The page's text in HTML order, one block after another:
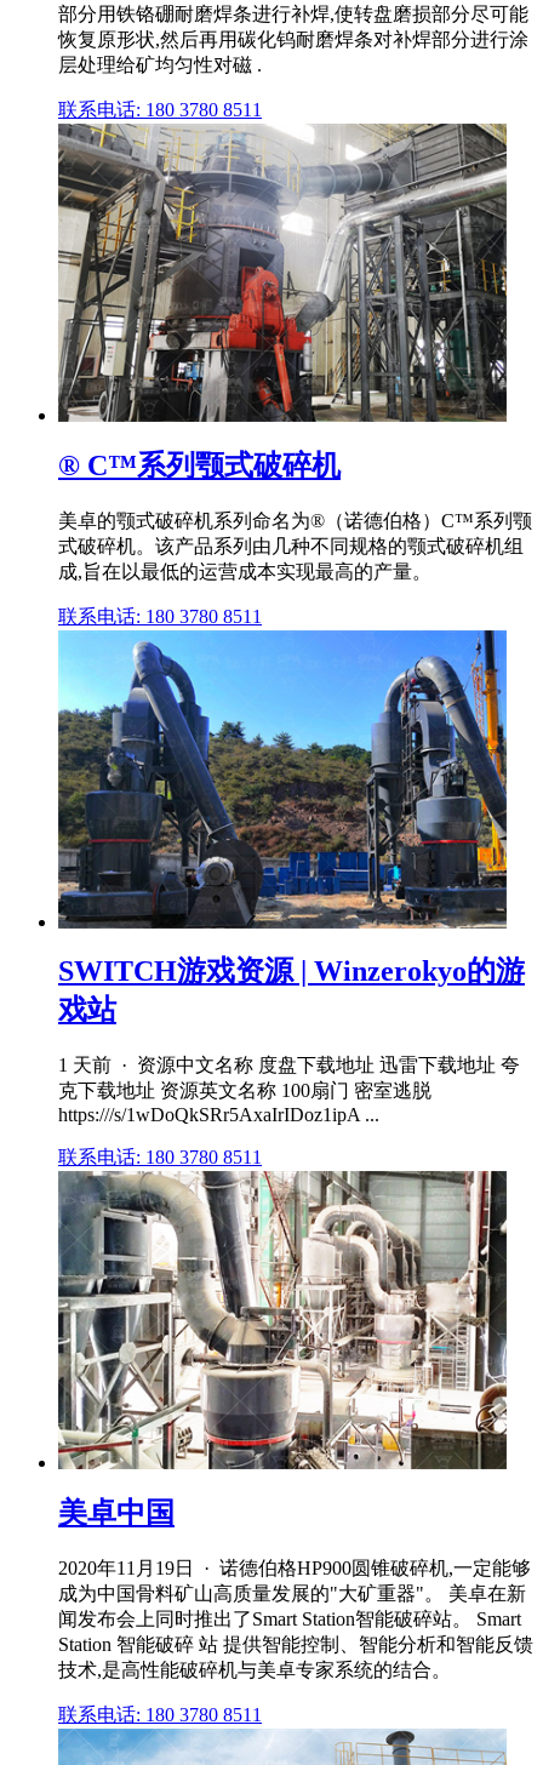
部分用铁铬硼耐磨焊条进行补焊,使转盘磨损部分尽可能
恢复原形状,然后再用碳化钨耐磨焊条对补焊部分进行涂
层处理给矿均匀性对磁 .
联系电话: 180 3780 8511
® C™系列颚式破碎机
美卓的颚式破碎机系列命名为®（诺德伯格）C™系列颚
式破碎机。该产品系列由几种不同规格的颚式破碎机组
成,旨在以最低的运营成本实现最高的产量。
联系电话: 180 3780 8511
SWITCH游戏资源 | Winzerokyo的游
戏站
1 天前 · 资源中文名称 度盘下载地址 迅雷下载地址 夸
克下载地址 资源英文名称 100扇门 密室逃脱
https:///s/1wDoQkSRr5AxaIrIDoz1ipA ...
联系电话: 180 3780 8511
美卓中国
2020年11月19日 · 诺德伯格HP900圆锥破碎机,一定能够
成为中国骨料矿山高质量发展的"大矿重器"。 美卓在新
闻发布会上同时推出了Smart Station智能破碎站。 Smart
Station 智能破碎 站 提供智能控制、智能分析和智能反馈
技术,是高性能破碎机与美卓专家系统的结合。
联系电话: 180 3780 8511